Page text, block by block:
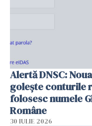
Alertă DNSC:
golește conturile
folosesc numele
Române
30 IULIE 2026